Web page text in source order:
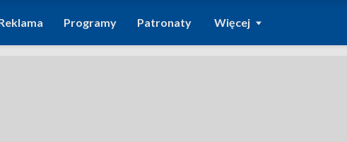
Programy Patronaty Więcej